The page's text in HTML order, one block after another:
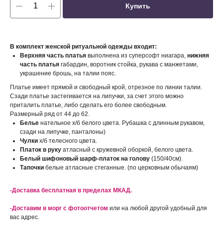
Купить
В комплект женской ритуальной одежды входит:
Верхняя часть платья выполнена из суперсофт ниагара, нижняя
часть платья габардин, воротник стойка, рукава с манжетами,
украшение брошь, на талии пояс.
Платье имеет прямой и свободный крой, отрезное по линии талии.
Сзади платье застегивается на липучки, за счет этого можно
приталить платье, либо сделать его более свободным.
Размерный ряд от 44 до 62.
Белье нательное х/б белого цвета. Рубашка с длинным рукавом,
сзади на липучке, панталоны)
Чулки х/б телесного цвета.
Платок в руку атласный с кружевной оборкой, белого цвета.
Белый шифоновый шарф-платок на голову (150/40см).
Тапочки белые атласные стеганные. (по церковным обычаям)
-Доставка бесплатная в пределах МКАД.
-Доставим в морг с фотоотчетом или на любой другой удобный для
вас адрес.